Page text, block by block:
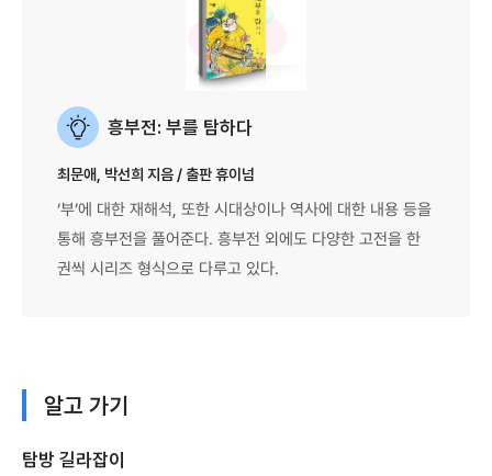
흥부전: 부를 탐하다
최문애, 박선희 지음 / 출판 휴이넘
‘부’에 대한 재해석, 또한 시대상이나 역사에 대한 내용 등을
통해 흥부전을 풀어준다. 흥부전 외에도 다양한 고전을 한
권씩 시리즈 형식으로 다루고 있다.
알고 가기
탐방 길라잡이